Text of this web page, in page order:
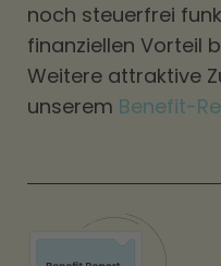
noch steuerfrei
finanziellen Vorteil
Weitere attraktive
unserem Benefit-